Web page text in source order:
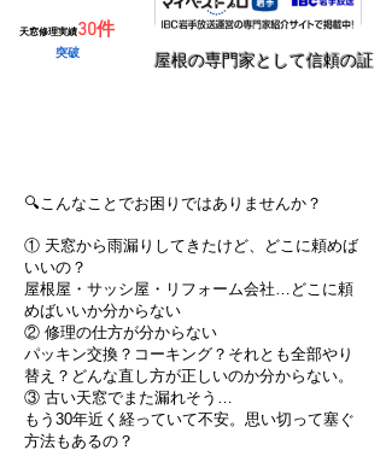
天窓修理実績30件
突破 ​屋根の専門家として信頼の証
🔍こんなことでお困りではありませんか？
① 天窓から雨漏りしてきたけど、どこに頼めば
いいの？
屋根屋・サッシ屋・リフォーム会社…どこに頼
めばいいか分からない
② 修理の仕方が分からない
パッキン交換？コーキング？それとも全部やり
替え？どんな直し方が正しいのか分からない。
③ 古い天窓でまた漏れそう…
もう30年近く経っていて不安。思い切って塞ぐ
方法もあるの？